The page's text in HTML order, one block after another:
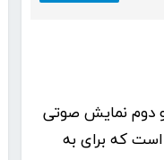
دوم نمایش صوتی
که برای به